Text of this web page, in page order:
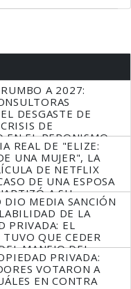
A 2027:
DESGASTE DE
DE
EN EL PERONISMO
REAL DE "ELIZE:
UNA MUJER", LA
DE NETFLIX
DE UNA ESPOSA
A SU
DIO MEDIA SANCIÓN
DE LA
PRIVADA: EL
QUE CEDER
MANEJO DEL
PRIVADA:
VOTARON A
EN CONTRA